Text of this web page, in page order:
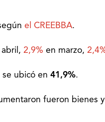
el CREEBBA.
2,9% en marzo,
se ubicó en 41,9%.
fueron bienes